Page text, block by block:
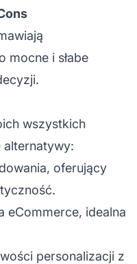
mocne i słabe
wszystkich
oferujący
eCommerce, idealna
personalizacji z